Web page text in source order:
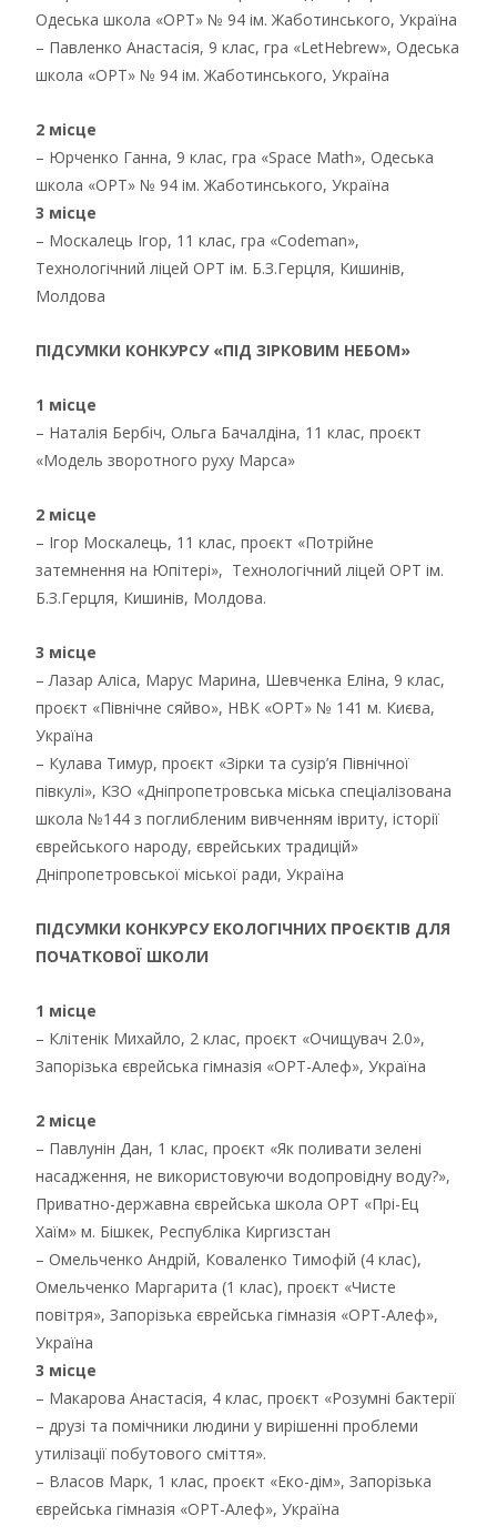
Одеська школа «ОРТ» № 94 ім. Жаботинського, Україна
– Павленко Анастасія, 9 клас, гра «LetHebrew», Одеська
школа «ОРТ» № 94 ім. Жаботинського, Україна
2 місце
– Юрченко Ганна, 9 клас, гра «Space Math», Одеська
школа «ОРТ» № 94 ім. Жаботинського, Україна
3 місце
– Москалець Ігор, 11 клас, гра «Codeman»,
Технологічний ліцей ОРТ ім. Б.З.Герцля, Кишинів,
Молдова
ПІДСУМКИ КОНКУРСУ «ПІД ЗІРКОВИМ НЕБОМ»
1 місце
– Наталія Бербіч, Ольга Бачалдіна, 11 клас, проєкт
«Модель зворотного руху Марса»
2 місце
– Ігор Москалець, 11 клас, проєкт «Потрійне
затемнення на Юпітері», Технологічний ліцей ОРТ ім.
Б.З.Герцля, Кишинів, Молдова.
3 місце
– Лазар Аліса, Марус Марина, Шевченка Еліна, 9 клас,
проєкт «Північне сяйво», НВК «ОРТ» № 141 м. Києва,
Україна
– Кулава Тимур, проєкт «Зірки та сузір’я Північної
півкулі», КЗО «Дніпропетровська міська спеціалізована
школа №144 з поглибленим вивченням івриту, історії
єврейського народу, єврейських традицій»
Дніпропетровської міської ради, Україна
ПІДСУМКИ КОНКУРСУ ЕКОЛОГІЧНИХ ПРОЄКТІВ ДЛЯ
ПОЧАТКОВОЇ ШКОЛИ
1 місце
– Клітенік Михайло, 2 клас, проєкт «Очищувач 2.0»,
Запорізька єврейська гімназія «ОРТ-Алеф», Україна
2 місце
– Павлунін Дан, 1 клас, проєкт «Як поливати зелені
насадження, не використовуючи водопровідну воду?»,
Приватно-державна єврейська школа ОРТ «Прі-Ец
Хаїм» м. Бішкек, Республіка Киргизстан
– Омельченко Андрій, Коваленко Тимофій (4 клас),
Омельченко Маргарита (1 клас), проєкт «Чисте
повітря», Запорізька єврейська гімназія «ОРТ-Алеф»,
Україна
3 місце
– Макарова Анастасія, 4 клас, проєкт «Розумні бактерії
– друзі та помічники людини у вирішенні проблеми
утилізації побутового сміття».
– Власов Марк, 1 клас, проєкт «Еко-дім», Запорізька
єврейська гімназія «ОРТ-Алеф», Україна